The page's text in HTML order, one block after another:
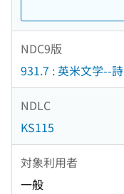
NDC9版
931.7 : 英米文学--詩
NDLC
KS115
対象利用者
一般